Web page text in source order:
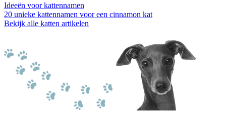
Ideeën voor kattennamen
20 unieke kattennamen voor een cinnamon kat
Bekijk alle katten artikelen